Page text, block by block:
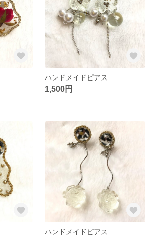
ハンドメイドピアス
1,500円
ハンドメイドピアス